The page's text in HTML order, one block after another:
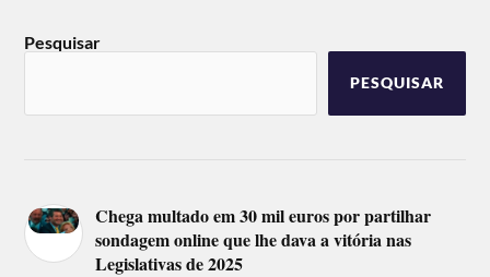
Pesquisar
PESQUISAR
Chega multado em 30 mil euros por partilhar
sondagem online que lhe dava a vitória nas
Legislativas de 2025